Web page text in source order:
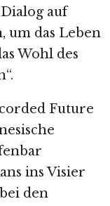
auf
um das Leben
Wohl des
Future
ins Visier
den